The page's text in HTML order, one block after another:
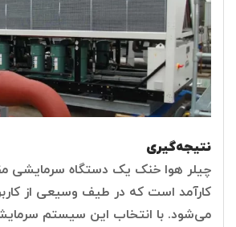
نتیجه‌گیری
چیلر هوا خنک یک دستگاه سرمایشی
کارآمد است که در طیف وسیعی از
می‌شود. با انتخاب این سیستم